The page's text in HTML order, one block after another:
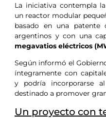
La iniciativa contempla
un reactor modular
basado en una patente
argentinos y con una
megavatios eléctricos
Según informó el
íntegramente con
y podría incorporarse
destinado a promover
Un proyecto con